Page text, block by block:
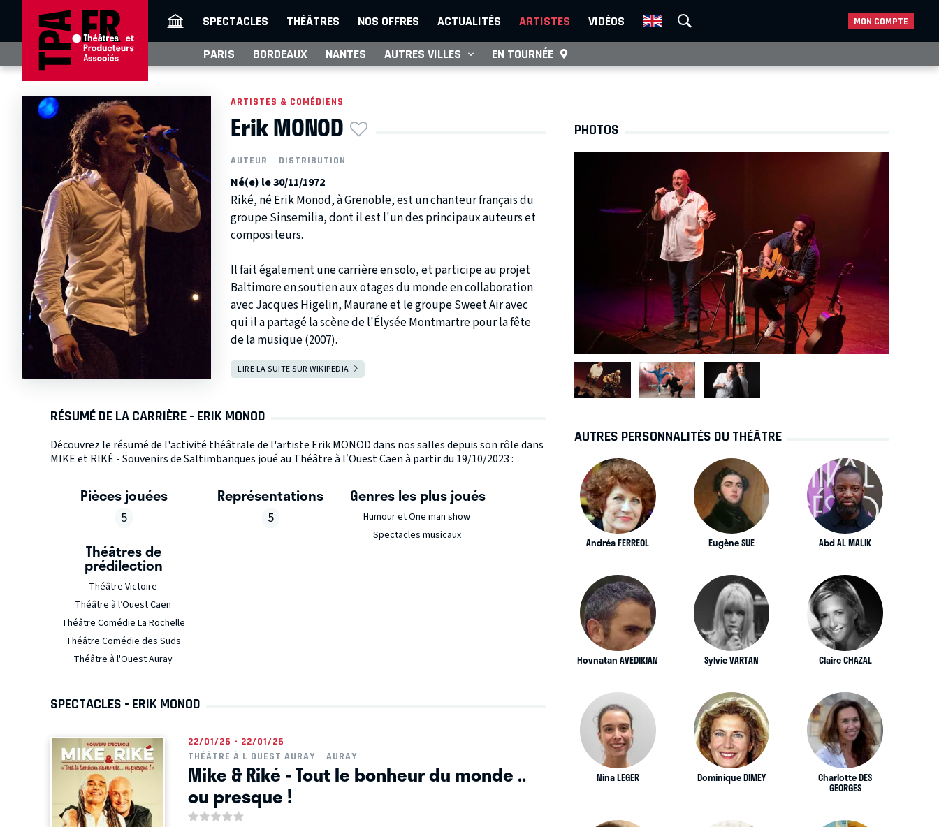
SPECTACLES THÉÂTRES NOS OFFRES ACTUALITÉS ARTISTES VIDÉOS MON COMPTE
PARIS BORDEAUX NANTES AUTRES VILLES EN TOURNÉE
ARTISTES & COMÉDIENS
Erik MONOD
AUTEUR DISTRIBUTION
Né(e) le 30/11/1972
Riké, né Erik Monod, à Grenoble, est un chanteur français du
groupe Sinsemilia, dont il est l'un des principaux auteurs et
compositeurs.
Il fait également une carrière en solo, et participe au projet
Baltimore en soutien aux otages du monde en collaboration
avec Jacques Higelin, Maurane et le groupe Sweet Air avec
qui il a partagé la scène de l'Élysée Montmartre pour la fête
de la musique (2007).
LIRE LA SUITE SUR WIKIPEDIA
RÉSUMÉ DE LA CARRIÈRE - ERIK MONOD
Découvrez le résumé de l'activité théâtrale de l'artiste Erik MONOD dans nos salles depuis son rôle dans
MIKE et RIKÉ - Souvenirs de Saltimbanques joué au Théâtre à l’Ouest Caen à partir du 19/10/2023 :
Pièces jouées
5
Représentations
5
Genres les plus joués
Humour et One man show
Spectacles musicaux
Théâtres de
prédilection
Théâtre Victoire
Théâtre à l’Ouest Caen
Théâtre Comédie La Rochelle
Théâtre Comédie des Suds
Théâtre à l'Ouest Auray
SPECTACLES - ERIK MONOD
22/01/26 - 22/01/26
THÉÂTRE À L'OUEST AURAY
AURAY
Mike & Riké - Tout le bonheur du monde ..
ou presque !
PHOTOS
AUTRES PERSONNALITÉS DU THÉÂTRE
Andréa FERREOL Eugène SUE Abd AL MALIK
Hovnatan AVEDIKIAN Sylvie VARTAN Claire CHAZAL
Nina LEGER Dominique DIMEY Charlotte DES
GEORGES